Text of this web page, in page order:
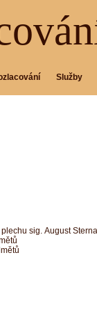
Služby
sig. August